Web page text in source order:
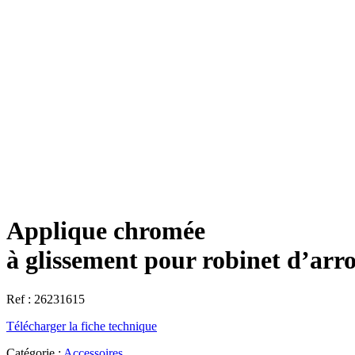
Applique chromée
à glissement pour robinet
Ref : 26231615
Télécharger la fiche technique